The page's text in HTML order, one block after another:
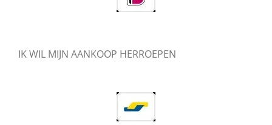
IK WIL MIJN AANKOOP HERROEPEN